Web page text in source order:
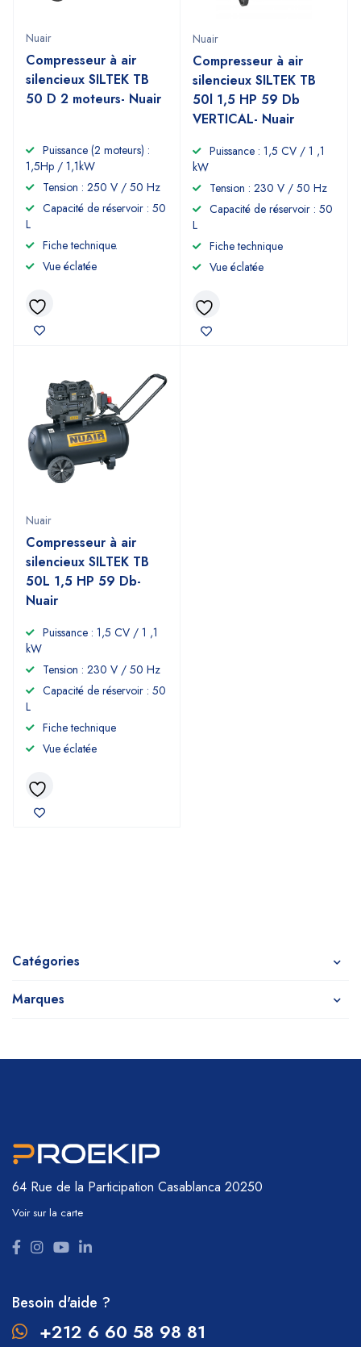
Catégories
Marques
Nuair
Compresseur à air
silencieux SILTEK TB
50 D 2 moteurs- Nuair
Puissance (2 moteurs) :
1,5Hp / 1,1kW
Tension : 250 V / 50 Hz
Capacité de réservoir : 50
L
Fiche technique.
Vue éclatée
Nuair
Compresseur à air
silencieux SILTEK TB
50l 1,5 HP 59 Db
VERTICAL- Nuair
Puissance : 1,5 CV / 1 ,1
kW
Tension : 230 V / 50 Hz
Capacité de réservoir : 50
L
Fiche technique
Vue éclatée
Nuair
Compresseur à air
silencieux SILTEK TB
50L 1,5 HP 59 Db-
Nuair
Puissance : 1,5 CV / 1 ,1
kW
Tension : 230 V / 50 Hz
Capacité de réservoir : 50
L
Fiche technique
Vue éclatée
64 Rue de la Participation Casablanca 20250
Voir sur la carte
Besoin d'aide ?
+212 6 60 58 98 81